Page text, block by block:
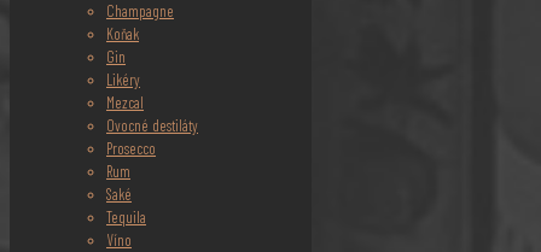
Champagne
Koňak
Gin
Likéry
Mezcal
Ovocné destiláty
Prosecco
Rum
Saké
Tequila
Víno